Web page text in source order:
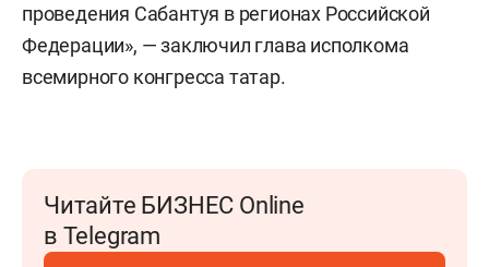
проведения Сабантуя в регионах Российской
Федерации», — заключил глава исполкома
всемирного конгресса татар.
Читайте БИЗНЕС Online
в Telegram